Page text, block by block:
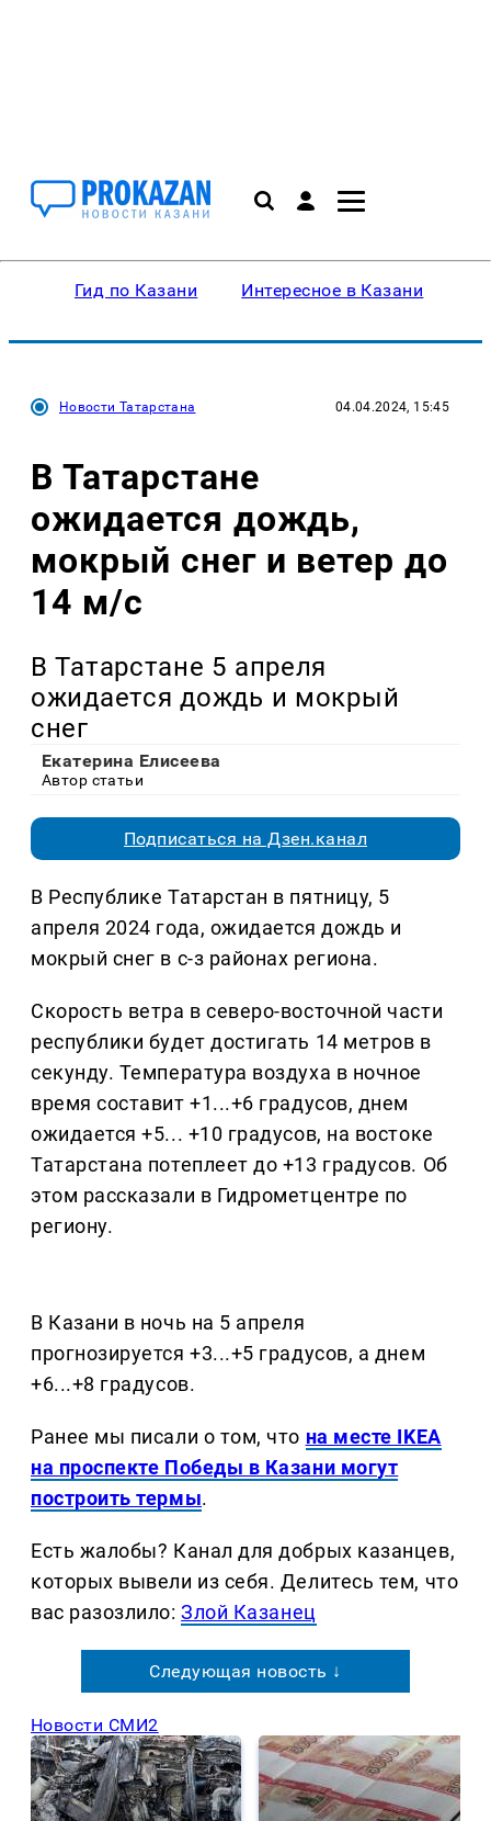
Гид по Казани Интересное в Казани
Новости Татарстана 04.04.2024, 15:45
В Татарстане
ожидается дождь,
мокрый снег и ветер до
14 м/с
В Татарстане 5 апреля
ожидается дождь и мокрый
снег
Екатерина Елисеева
Автор статьи
Подписаться на Дзен.канал
В Республике Татарстан в пятницу, 5
апреля 2024 года, ожидается дождь и
мокрый снег в с-з районах региона.
Скорость ветра в северо-восточной части
республики будет достигать 14 метров в
секунду. Температура воздуха в ночное
время составит +1...+6 градусов, днем
ожидается +5... +10 градусов, на востоке
Татарстана потеплеет до +13 градусов. Об
этом рассказали в Гидрометцентре по
региону.
В Казани в ночь на 5 апреля
прогнозируется +3...+5 градусов, а днем
+6...+8 градусов.
Ранее мы писали о том, что на месте IKEA
на проспекте Победы в Казани могут
построить термы.
Есть жалобы? Канал для добрых казанцев,
которых вывели из себя. Делитеcь тем, что
вас разозлило:Злой Казанец
Следующая новость ↓
Новости СМИ2